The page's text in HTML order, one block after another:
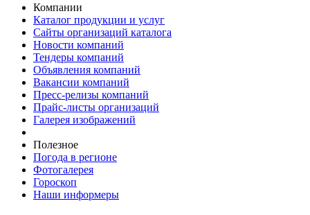
Компании
Каталог продукции и услуг
Сайты организаций каталога
Новости компаний
Тендеры компаний
Объявления компаний
Вакансии компаний
Пресс-релизы компаний
Прайс-листы организаций
Галерея изображений
Полезное
Погода в регионе
Фотогалерея
Гороскоп
Наши информеры